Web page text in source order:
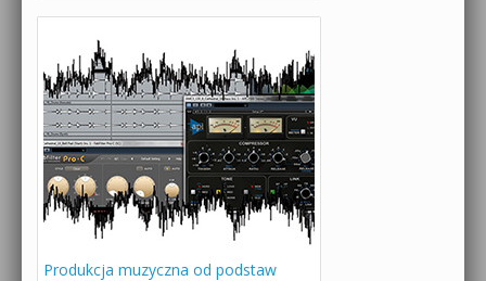
Produkcja muzyczna od podstaw